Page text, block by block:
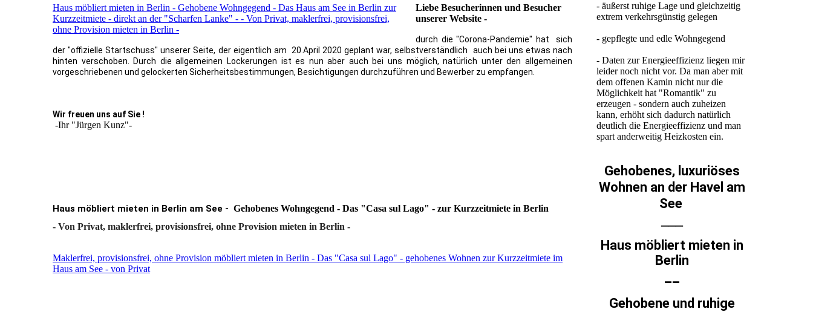
Haus möbliert mieten in Berlin - Gehobene Wohngegend - Das Haus am See in Berlin zur
Kurzzeitmiete - direkt an der "Scharfen Lanke" - - Von Privat, maklerfrei, provisionsfrei,
ohne Provision mieten in Berlin -
Liebe Besucherinnen und Besucher
unserer Website -
durch die "Corona-Pandemie" hat sich
der "offizielle Startschuss" unserer Seite, der eigentlich am 20.April 2020 geplant war, selbstverständlich auch bei uns etwas nach
hinten verschoben. Durch die allgemeinen Lockerungen ist es nun aber auch bei uns möglich, natürlich unter den allgemeinen
vorgeschriebenen und gelockerten Sicherheitsbestimmungen, Besichtigungen durchzuführen und Bewerber zu empfangen.
Wir freuen uns auf Sie !
-Ihr "Jürgen Kunz"-
Haus möbliert mieten in Berlin am See - Gehobenes Wohngegend - Das "Casa sul Lago" - zur Kurzzeitmiete in Berlin
- Von Privat, maklerfrei, provisionsfrei, ohne Provision mieten in Berlin -
Maklerfrei, provisionsfrei, ohne Provision möbliert mieten in Berlin - Das "Casa sul Lago" - gehobenes Wohnen zur Kurzzeitmiete im
Haus am See - von Privat
- äußerst ruhige Lage und gleichzeitig
extrem verkehrsgünstig gelegen
- gepflegte und edle Wohngegend
- Daten zur Energieeffizienz liegen mir
leider noch nicht vor. Da man aber mit
dem offenen Kamin nicht nur die
Möglichkeit hat "Romantik" zu
erzeugen - sondern auch zuheizen
kann, erhöht sich dadurch natürlich
deutlich die Energieeffizienz und man
spart anderweitig Heizkosten ein.
Gehobenes, luxuriöses
Wohnen an der Havel am
See
Haus möbliert mieten in
Berlin
Gehobene und ruhige